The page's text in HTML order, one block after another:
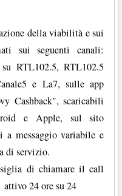
della viabilità e sui
sui seguenti canali:
RTL102.5, RTL102.5
e La7, sulle app
Cashback", scaricabili
e Apple, sul sito
a messaggio variabile e
di servizio.
di chiamare il call
24 ore su 24